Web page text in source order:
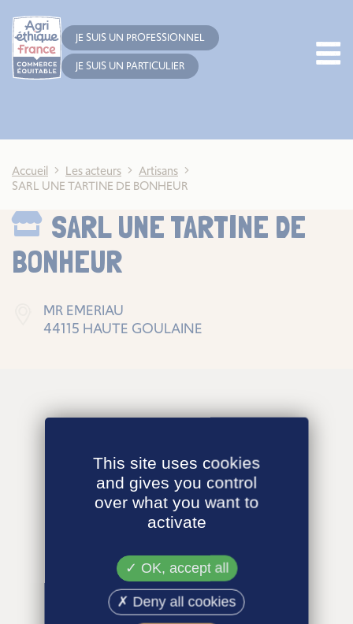
JE SUIS UN PROFESSIONNEL
JE SUIS UN PARTICULIER
Accueil Les acteurs
Artisans
SARL UNE TARTINE DE BONHEUR
SARL UNE TARTINE DE
BONHEUR
MR EMERIAU
44115 HAUTE GOULAINE
This site uses cookies
and gives you control
over what you want to
activate
OK, accept all
Deny all cookies